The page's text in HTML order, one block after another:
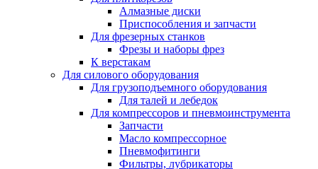
Алмазные диски
Приспособления и запчасти
Для фрезерных станков
Фрезы и наборы фрез
К верстакам
Для силового оборудования
Для грузоподъемного оборудования
Для талей и лебедок
Для компрессоров и пневмоинструмента
Запчасти
Масло компрессорное
Пневмофитинги
Фильтры, лубрикаторы